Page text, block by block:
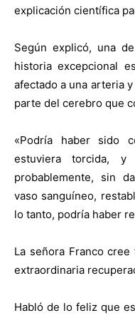
explicación científica
Según explicó, una
historia excepcional
afectado a una arteria
parte del cerebro que
«Podría haber sido
estuviera torcida,
probablemente, sin
vaso sanguíneo,
lo tanto, podría haber
La señora Franco
extraordinaria
Habló de lo feliz que